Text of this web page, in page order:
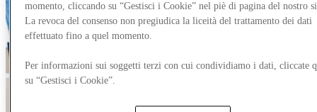
momento, cliccando su “Gestisci i Cookie” nel piè di pagina del nostro
La revoca del consenso non pregiudica la liceità del trattamento dei dati
effettuato fino a quel momento.
Per informazioni sui soggetti terzi con cui condividiamo i dati, cliccate
su “Gestisci i Cookie”.